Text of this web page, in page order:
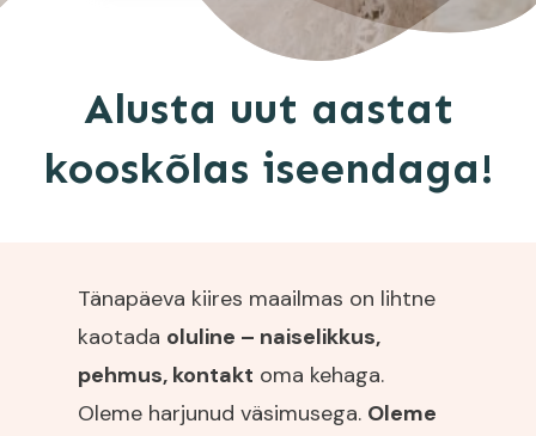
Alusta uut aastat
kooskõlas iseendaga!
Tänapäeva kiires maailmas on lihtne
kaotada oluline – naiselikkus,
pehmus, kontakt oma kehaga.
Oleme harjunud väsimusega. Oleme